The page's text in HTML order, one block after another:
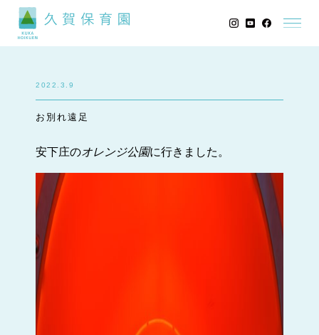
2022.3.9
お別れ遠足
安下庄のオレンジ公園に行きました。